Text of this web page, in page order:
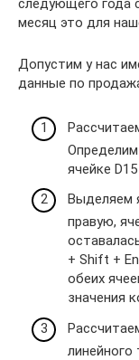
следующего года
месяц это для
Допустим у нас
данные по
ячейке
Выделяем
правую,
+ Shift +
обеих
значения
линейного